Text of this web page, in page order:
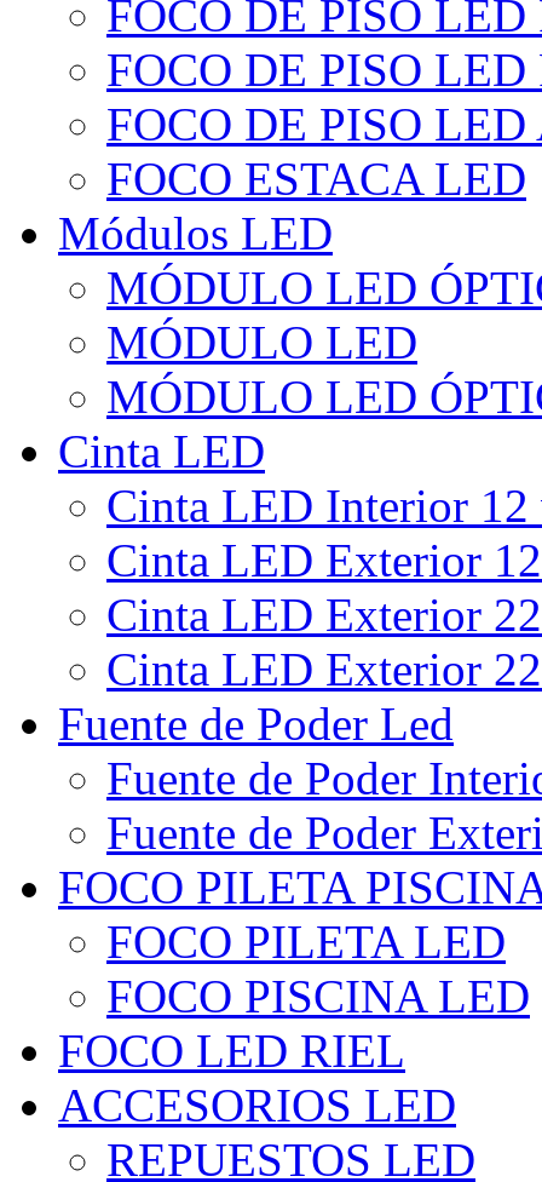
FOCO DE PISO
FOCO DE PISO
FOCO DE PISO
FOCO ESTACA LED
Módulos LED
MÓDULO LED
MÓDULO LED
MÓDULO LED
Cinta LED
Cinta LED Interior
Cinta LED Exterior
Cinta LED Exterior
Cinta LED Exterior
Fuente de Poder Led
Fuente de Poder
Fuente de Poder
FOCO PILETA
FOCO PILETA LED
FOCO PISCINA LED
FOCO LED RIEL
ACCESORIOS LED
REPUESTOS LED